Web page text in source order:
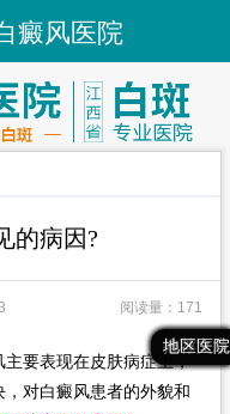
癜风医院
最新文章
热门文章
推荐文章
地区医院
的病因?
阅读量：171
主要表现在皮肤病症上，
对白癜风患者的外貌和